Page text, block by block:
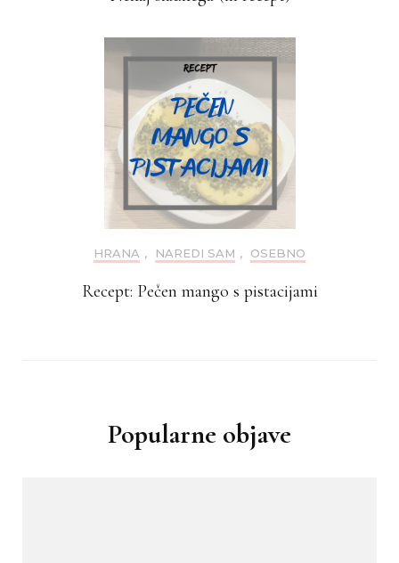
HRANA , NAREDI SAM , OSEBNO
Recept: Pečen mango s pistacijami
Popularne objave